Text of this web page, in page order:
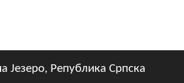
Језеро, Република Српска